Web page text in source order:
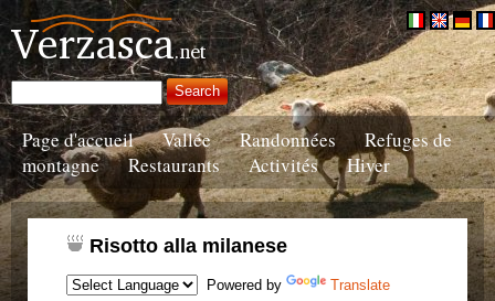
Page d'accueil Vallée Randonnées
Refuges de
montagne
Restaurants Activités Hiver
Risotto alla milanese
Powered by Translate